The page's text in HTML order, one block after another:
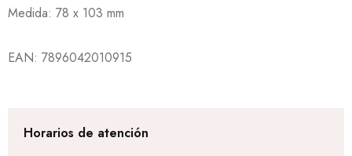
Medida: 78 x 103 mm
EAN: 7896042010915
Horarios de atención